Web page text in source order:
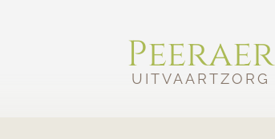
Peeraer
UITVAARTZORG